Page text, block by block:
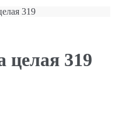
319
целая 319